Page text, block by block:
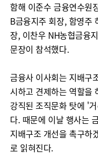
함해 이준수 금융연수원
B금융지주 회장, 함영주
장, 이찬우 NH농협금융
문장이 참석했다.
금융사 이사회는 지배구
시하고 견제하는 역할을
강직된 조직문화 탓에 '
다. 때문에 이날 행사는
지배구조 개선을 촉구하
로 읽혀진다.